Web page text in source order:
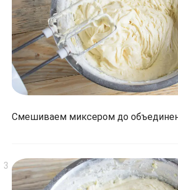
Смешиваем миксером до